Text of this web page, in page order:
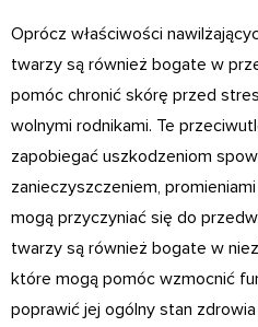
Oprócz właściwości
twarzy są również bogate w
pomóc chronić skórę przed
wolnymi rodnikami. Te
zapobiegać uszkodzeniom
zanieczyszczeniem,
mogą przyczyniać się do
twarzy są również bogate w
które mogą pomóc wzmocnić
poprawić jej ogólny stan